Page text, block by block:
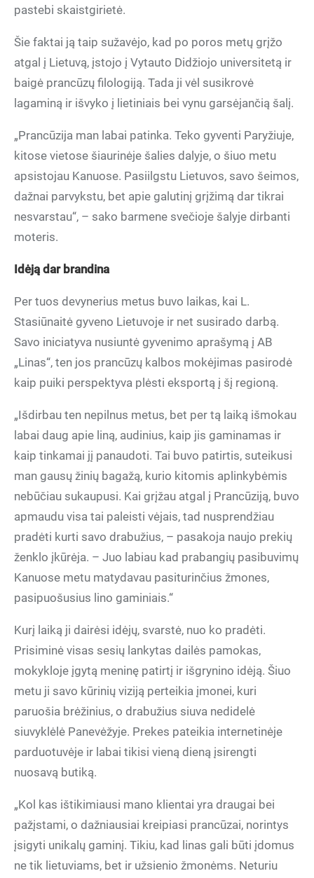
pastebi skaistgirietė.
Šie faktai ją taip sužavėjo, kad po poros metų grįžo
atgal į Lietuvą, įstojo į Vytauto Didžiojo universitetą ir
baigė prancūzų filologiją. Tada ji vėl susikrovė
lagaminą ir išvyko į lietiniais bei vynu garsėjančią šalį.
„Prancūzija man labai patinka. Teko gyventi Paryžiuje,
kitose vietose šiaurinėje šalies dalyje, o šiuo metu
apsistojau Kanuose. Pasiilgstu Lietuvos, savo šeimos,
dažnai parvykstu, bet apie galutinį grįžimą dar tikrai
nesvarstau“, – sako barmene svečioje šalyje dirbanti
moteris.
Idėją dar brandina
Per tuos devynerius metus buvo laikas, kai L.
Stasiūnaitė gyveno Lietuvoje ir net susirado darbą.
Savo iniciatyva nusiuntė gyvenimo aprašymą į AB
„Linas“, ten jos prancūzų kalbos mokėjimas pasirodė
kaip puiki perspektyva plėsti eksportą į šį regioną.
„Išdirbau ten nepilnus metus, bet per tą laiką išmokau
labai daug apie liną, audinius, kaip jis gaminamas ir
kaip tinkamai jį panaudoti. Tai buvo patirtis, suteikusi
man gausų žinių bagažą, kurio kitomis aplinkybėmis
nebūčiau sukaupusi. Kai grįžau atgal į Prancūziją, buvo
apmaudu visa tai paleisti vėjais, tad nusprendžiau
pradėti kurti savo drabužius, – pasakoja naujo prekių
ženklo įkūrėja. – Juo labiau kad prabangių pasibuvimų
Kanuose metu matydavau pasiturinčius žmones,
pasipuošusius lino gaminiais.“
Kurį laiką ji dairėsi idėjų, svarstė, nuo ko pradėti.
Prisiminė visas sesių lankytas dailės pamokas,
mokykloje įgytą meninę patirtį ir išgrynino idėją. Šiuo
metu ji savo kūrinių viziją perteikia įmonei, kuri
paruošia brėžinius, o drabužius siuva nedidelė
siuvyklėlė Panevėžyje. Prekes pateikia internetinėje
parduotuvėje ir labai tikisi vieną dieną įsirengti
nuosavą butiką.
„Kol kas ištikimiausi mano klientai yra draugai bei
pažįstami, o dažniausiai kreipiasi prancūzai, norintys
įsigyti unikalų gaminį. Tikiu, kad linas gali būti įdomus
ne tik lietuviams, bet ir užsienio žmonėms. Neturiu